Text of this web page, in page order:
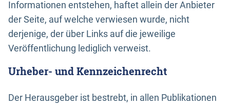
Informationen entstehen, haftet allein der Anbieter
der Seite, auf welche verwiesen wurde, nicht
derjenige, der über Links auf die jeweilige
Veröffentlichung lediglich verweist.
Urheber- und Kennzeichenrecht
Der Herausgeber ist bestrebt, in allen Publikationen